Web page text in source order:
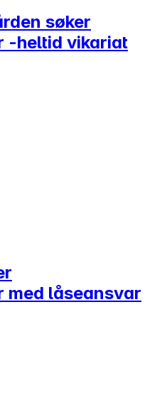
søker
-heltid vikariat
med låseansvar